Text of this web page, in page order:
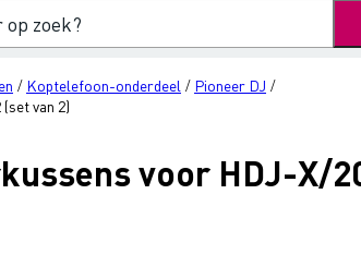
/ Koptelefoon-onderdeel / Pioneer DJ /
van 2)
voor HDJ-X/